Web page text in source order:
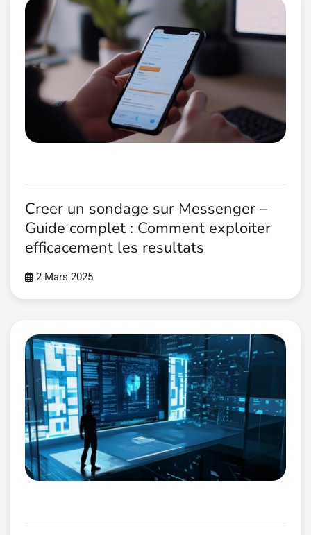
Creer un sondage sur Messenger –
Guide complet : Comment exploiter
efficacement les resultats
2 Mars 2025